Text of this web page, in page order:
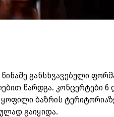
განსხვავებული
წარდგა. კონცერტები 6
ბაზრის
გაიყიდა.